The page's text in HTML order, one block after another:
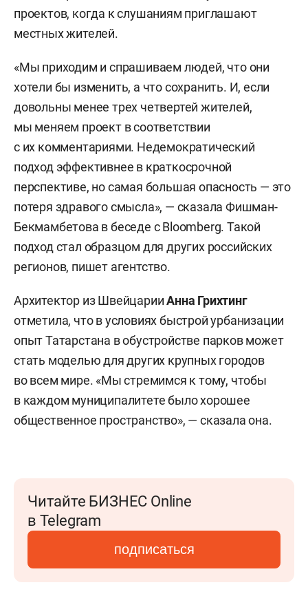
проектов, когда к слушаниям приглашают
местных жителей.
«Мы приходим и спрашиваем людей, что они
хотели бы изменить, а что сохранить. И, если
довольны менее трех четвертей жителей,
мы меняем проект в соответствии
с их комментариями. Недемократический
подход эффективнее в краткосрочной
перспективе, но самая большая опасность — это
потеря здравого смысла», — сказала Фишман-
Бекмамбетова в беседе с Bloomberg. Такой
подход стал образцом для других российских
регионов, пишет агентство.
Архитектор из ШвейцарииАнна Грихтинг
отметила, что в условиях быстрой урбанизации
опыт Татарстана в обустройстве парков может
стать моделью для других крупных городов
во всем мире. «Мы стремимся к тому, чтобы
в каждом муниципалитете было хорошее
общественное пространство», — сказала она.
Читайте БИЗНЕС Online
в Telegram
подписаться